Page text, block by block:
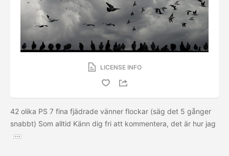
LICENSE INFO
42 olika PS 7 fina fjädrade vänner flockar (säg det 5 gånger
snabbt) Som alltid Känn dig fri att kommentera, det är hur jag